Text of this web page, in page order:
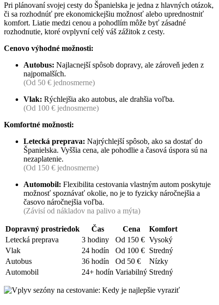
Pri plánovaní svojej cesty do Španielska je jedna z hlavných otázok,
či sa rozhodnúť pre ekonomickejšiu možnosť alebo uprednostniť
komfort. Liatie medzi cenou a pohodlím môže byť zásadné
rozhodnutie, ktoré ovplyvní celý váš zážitok z cesty.
Cenovo výhodné možnosti:
Autobus: Najlacnejší spôsob dopravy, ale zároveň jeden z
najpomalších.
(Od 50 € jednosmerne)
Vlak: Rýchlejšia ako autobus, ale drahšia voľba.
(Od 100 € jednosmerne)
Komfortné možnosti:
Letecká preprava: Najrýchlejší spôsob, ako sa dostať do
Španielska. Vyššia cena, ale pohodlie a časová úspora sú na
nezaplatenie.
(Od 150 € jednosmerne)
Automobil: Flexibilita cestovania vlastným autom poskytuje
možnosť spoznávať okolie, no je to fyzicky náročnejšia a
časovo náročnejšia voľba.
(Závisí od nákladov na palivo a mýta)
Dopravný prostriedok Čas Cena
Komfort
Letecká preprava
3 hodiny Od 150 € Vysoký
Vlak
24 hodín Od 100 € Stredný
Autobus
36 hodín Od 50 €
Nízky
Automobil
24+ hodín Variabilný Stredný